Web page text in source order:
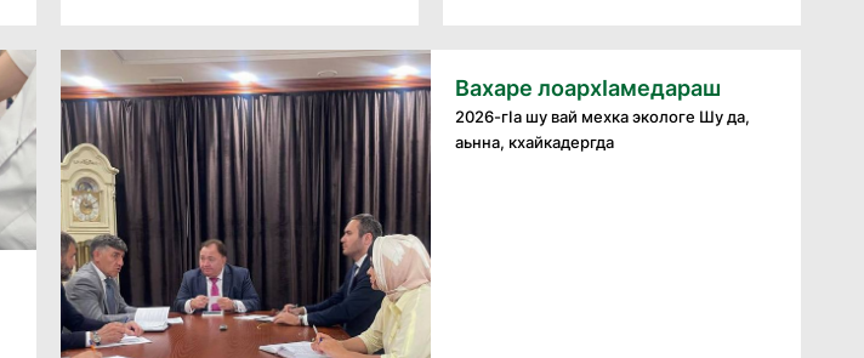
Вахаре лоархӀамедараш
2026-гӀа шу вай мехка экологе Шу да,
аьнна, кхайкадергда